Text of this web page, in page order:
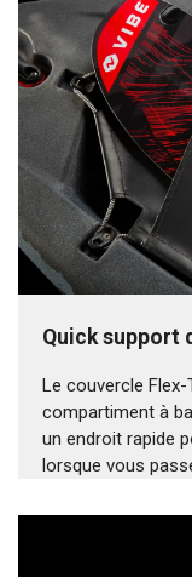
Quick support
Le couvercle
compartiment à
un endroit rapide
lorsque vous